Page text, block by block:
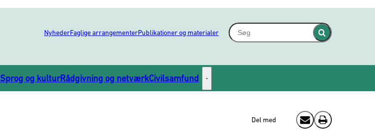
NyhederFaglige arrangementerPublikationer og materialer Søg - Indsæt søgeord for at søge på
Fold søgefelt ind
Sprog og kulturRådgivning og netværkCivilsamfund Civilsamfund - Flere links
Del med Send email
Print